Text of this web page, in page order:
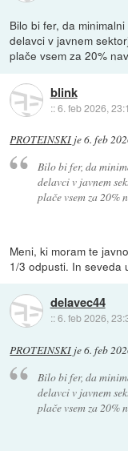
Bilo bi fer, da
delavci v javnem
plače vsem za 20%
blink
::6. feb 2026,
PROTEINSKI je6. feb
Bilo bi fer, da
delavci v javnem
plače vsem za 20%
Meni, ki moram te
1/3 odpusti. In seveda
delavec44
::6. feb 2026,
PROTEINSKI je6. feb
Bilo bi fer, da
delavci v javnem
plače vsem za 20%